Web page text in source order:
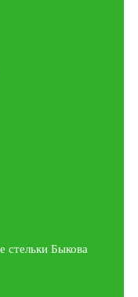
стельки Быкова